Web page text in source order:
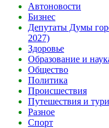
Автоновости
Бизнес
Депутаты Думы
2027)
Здоровье
Образование и
Общество
Политика
Происшествия
Путешествия и
Разное
Спорт